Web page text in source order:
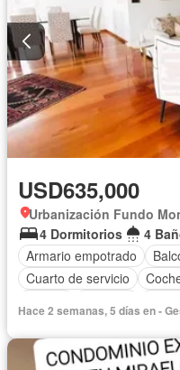
USD635,000
Urbanización Fundo
4 Dormitorios
4
Armario empotrado
Cuarto de servicio
Hace 2 semanas, 5 días en -